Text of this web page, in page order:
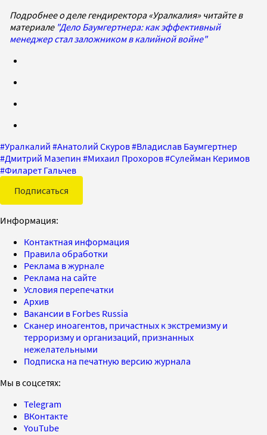
Подробнее о деле гендиректора «Уралкалия» читайте в
материале "Дело Баумгертнера: как эффективный
менеджер стал заложником в калийной войне"
#Уралкалий #Анатолий Скуров#Владислав Баумгертнер
#Дмитрий Мазепин #Михаил Прохоров#Сулейман Керимов
#Филарет Гальчев
Подписаться
Информация:
Контактная информация
Правила обработки
Реклама в журнале
Реклама на сайте
Условия перепечатки
Архив
Вакансии в Forbes Russia
Сканер иноагентов, причастных к экстремизму и
терроризму и организаций, признанных
нежелательными
Подписка на печатную версию журнала
Мы в соцсетях:
Telegram
ВКонтакте
YouTube